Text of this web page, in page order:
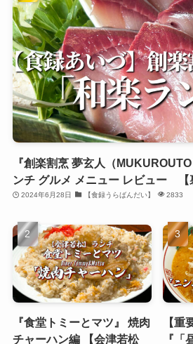
『創楽割烹 夢玄人（
ンチ グルメ メニュー レビュー 【
2024年6月28日 【食録うらばんだい】 2833
『食堂トミーとマツ』 焼肉
チャーハン編 【会津若松
【重
『「